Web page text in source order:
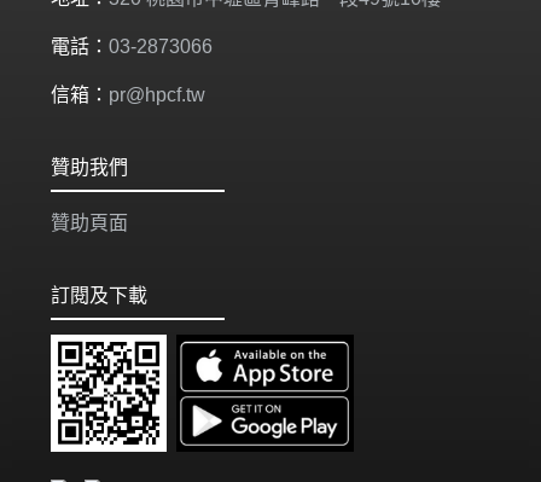
電話： 03-2873066
信箱： pr@hpcf.tw
贊助我們
贊助頁面
訂閱及下載